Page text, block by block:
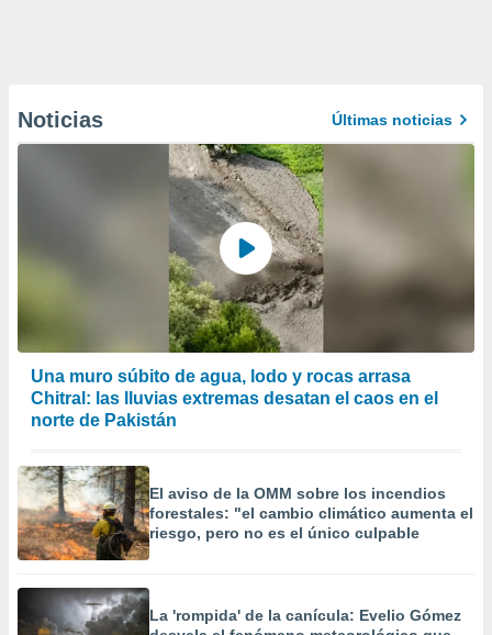
Noticias Últimas noticias
Una muro súbito de agua, lodo y rocas arrasa
Chitral: las lluvias extremas desatan el caos en el
norte de Pakistán
El aviso de la OMM sobre los incendios
forestales: "el cambio climático aumenta el
riesgo, pero no es el único culpable
La 'rompida' de la canícula: Evelio Gómez